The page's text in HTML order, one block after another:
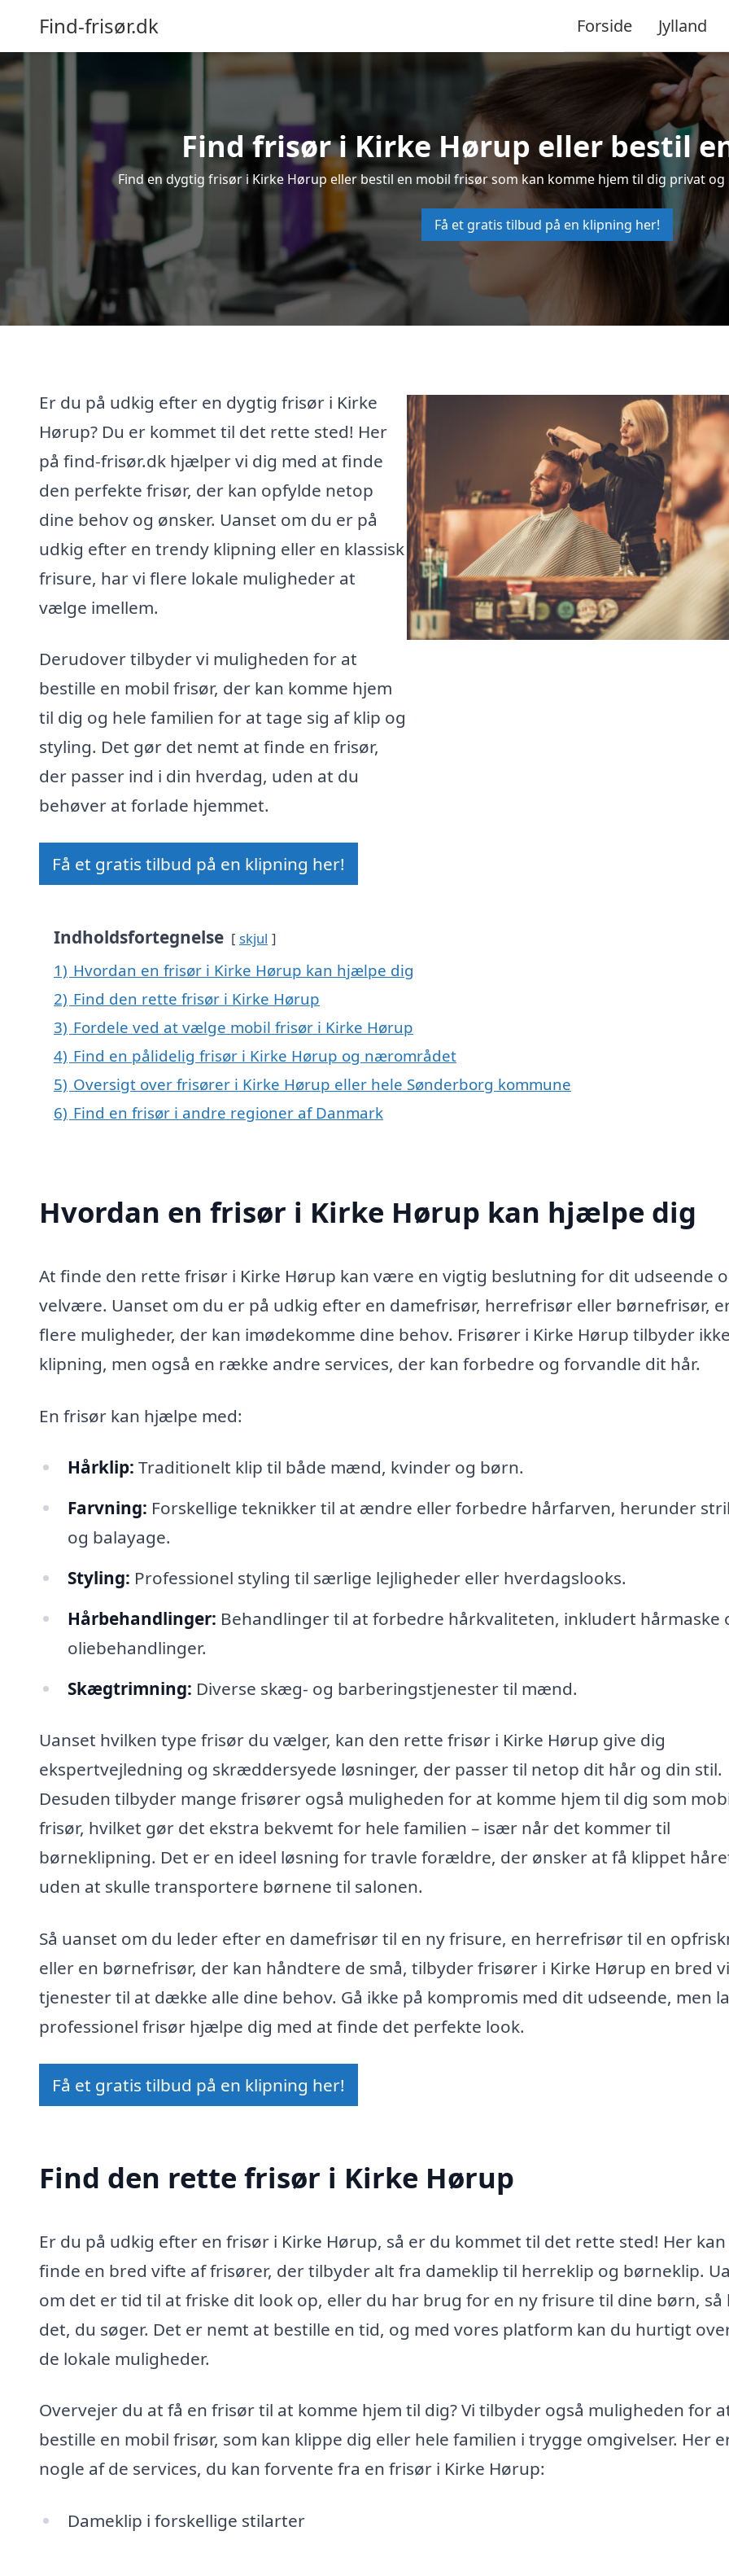
Find-frisør.dk Forside Jylland
Find frisør i Kirke Hørup eller bestil
Find en dygtig frisør i Kirke Hørup eller bestil en mobil frisør som kan komme hjem til dig privat
Få et gratis tilbud på en klipning her!
Er du på udkig efter en dygtig frisør i Kirke
Hørup? Du er kommet til det rette sted! Her
på find-frisør.dk hjælper vi dig med at finde
den perfekte frisør, der kan opfylde netop
dine behov og ønsker. Uanset om du er på
udkig efter en trendy klipning eller en klassisk
frisure, har vi flere lokale muligheder at
vælge imellem.
Derudover tilbyder vi muligheden for at
bestille en mobil frisør, der kan komme hjem
til dig og hele familien for at tage sig af klip og
styling. Det gør det nemt at finde en frisør,
der passer ind i din hverdag, uden at du
behøver at forlade hjemmet.
Få et gratis tilbud på en klipning her!
Indholdsfortegnelse skjul
1) Hvordan en frisør i Kirke Hørup kan hjælpe dig
2) Find den rette frisør i Kirke Hørup
3) Fordele ved at vælge mobil frisør i Kirke Hørup
4) Find en pålidelig frisør i Kirke Hørup og nærområdet
5) Oversigt over frisører i Kirke Hørup eller hele Sønderborg kommune
6) Find en frisør i andre regioner af Danmark
Hvordan en frisør i Kirke Hørup kan hjælpe dig
At finde den rette frisør i Kirke Hørup kan være en vigtig beslutning for dit udseende
velvære. Uanset om du er på udkig efter en damefrisør, herrefrisør eller børnefrisør,
flere muligheder, der kan imødekomme dine behov. Frisører i Kirke Hørup tilbyder
klipning, men også en række andre services, der kan forbedre og forvandle dit hår.
En frisør kan hjælpe med:
Hårklip: Traditionelt klip til både mænd, kvinder og børn.
Farvning: Forskellige teknikker til at ændre eller forbedre hårfarven, herunder
og balayage.
Styling: Professionel styling til særlige lejligheder eller hverdagslooks.
Hårbehandlinger: Behandlinger til at forbedre hårkvaliteten, inkludert hårmaske
oliebehandlinger.
Skægtrimning: Diverse skæg- og barberingstjenester til mænd.
Uanset hvilken type frisør du vælger, kan den rette frisør i Kirke Hørup give dig
ekspertvejledning og skræddersyede løsninger, der passer til netop dit hår og din stil.
Desuden tilbyder mange frisører også muligheden for at komme hjem til dig som
frisør, hvilket gør det ekstra bekvemt for hele familien – især når det kommer til
børneklipning. Det er en ideel løsning for travle forældre, der ønsker at få klippet
uden at skulle transportere børnene til salonen.
Så uanset om du leder efter en damefrisør til en ny frisure, en herrefrisør til en
eller en børnefrisør, der kan håndtere de små, tilbyder frisører i Kirke Hørup en bred
tjenester til at dække alle dine behov. Gå ikke på kompromis med dit udseende, men
professionel frisør hjælpe dig med at finde det perfekte look.
Få et gratis tilbud på en klipning her!
Find den rette frisør i Kirke Hørup
Er du på udkig efter en frisør i Kirke Hørup, så er du kommet til det rette sted! Her kan
finde en bred vifte af frisører, der tilbyder alt fra dameklip til herreklip og børneklip.
om det er tid til at friske dit look op, eller du har brug for en ny frisure til dine børn, så
det, du søger. Det er nemt at bestille en tid, og med vores platform kan du hurtigt
de lokale muligheder.
Overvejer du at få en frisør til at komme hjem til dig? Vi tilbyder også muligheden for
bestille en mobil frisør, som kan klippe dig eller hele familien i trygge omgivelser. Her
nogle af de services, du kan forvente fra en frisør i Kirke Hørup:
Dameklip i forskellige stilarter